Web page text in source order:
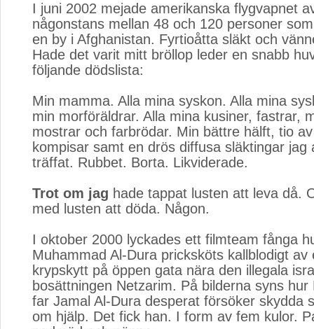
I juni 2002 mejade amerikanska flygvapnet
någonstans mellan 48 och 120 personer
en by i Afghanistan. Fyrtioåtta släkt och
Hade det varit mitt bröllop leder en snabb
följande dödslista:
Min mamma. Alla mina syskon. Alla mina
min morföräldrar. Alla mina kusiner, fastrar,
mostrar och farbrödar. Min bättre hälft, tio
kompisar samt en drös diffusa släktingar jag
träffat. Rubbet. Borta. Likviderade.
Trot om jag hade tappat lusten att leva då.
med lusten att döda. Någon.
I oktober 2000 lyckades ett filmteam fånga
Muhammad Al-Dura pricksköts kallblodigt av
krypskytt på öppen gata nära den illegala
bosättningen Netzarim. På bilderna syns hur
far Jamal Al-Dura desperat försöker skydda
om hjälp. Det fick han. I form av fem kulor.